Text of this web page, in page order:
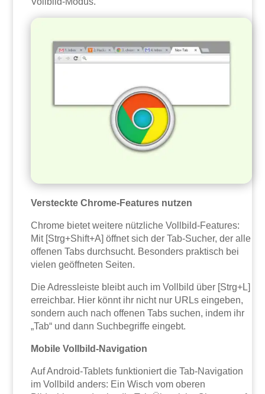
Versteckte Chrome-Features nutzen
Chrome bietet weitere nützliche Vollbild-Features:
Mit [Strg+Shift+A] öffnet sich der Tab-Sucher, der alle
offenen Tabs durchsucht. Besonders praktisch bei
vielen geöffneten Seiten.
Die Adressleiste bleibt auch im Vollbild über [Strg+L]
erreichbar. Hier könnt ihr nicht nur URLs eingeben,
sondern auch nach offenen Tabs suchen, indem ihr
„Tab“ und dann Suchbegriffe eingebt.
Mobile Vollbild-Navigation
Auf Android-Tablets funktioniert die Tab-Navigation
im Vollbild anders: Ein Wisch vom oberen